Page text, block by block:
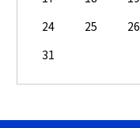
24
25 26
31